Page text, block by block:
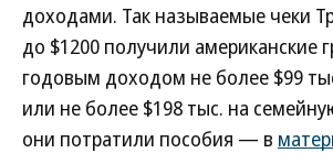
доходами. Так называемые чеки
до $1200 получили американские
годовым доходом не более $99
или не более $198 тыс. на
они потратили пособия — в